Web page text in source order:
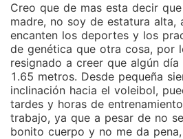
Creo que de mas esta decir
madre, no soy de estatura alta,
encanten los deportes y los
de genética que otra cosa, por
resignado a creer que algún
1.65 metros. Desde pequeña
inclinación hacia el voleibol,
tardes y horas de
trabajo, ya que a pesar de no
bonito cuerpo y no me da